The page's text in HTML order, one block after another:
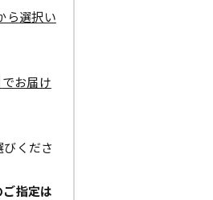
ら選択い
でお届け
くださ
指定は